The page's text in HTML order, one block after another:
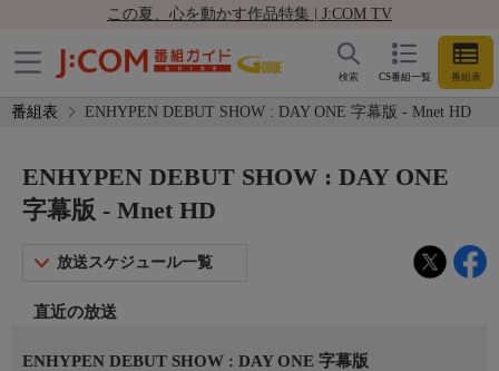
この夏、心を動かす作品特集 | J:COM TV
CS番組一覧 番組表
検索
番組表 ENHYPEN DEBUT SHOW : DAY ONE 字幕版 - Mnet HD
ENHYPEN DEBUT SHOW : DAY ONE
字幕版 - Mnet HD
放送スケジュール一覧
直近の放送
ENHYPEN DEBUT SHOW : DAY ONE 字幕版